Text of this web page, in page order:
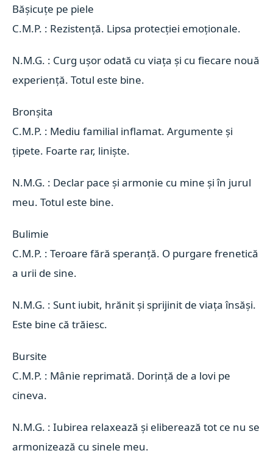
Bășicuțe pe piele
C.M.P. : Rezistență. Lipsa protecției emoționale.
N.M.G. : Curg ușor odată cu viața și cu fiecare nouă
experiență. Totul este bine.
Bronșita
C.M.P. : Mediu familial inflamat. Argumente și
țipete. Foarte rar, liniște.
N.M.G. : Declar pace și armonie cu mine și în jurul
meu. Totul este bine.
Bulimie
C.M.P. : Teroare fără speranță. O purgare frenetică
a urii de sine.
N.M.G. : Sunt iubit, hrănit și sprijinit de viața însăși.
Este bine că trăiesc.
Bursite
C.M.P. : Mânie reprimată. Dorință de a lovi pe
cineva.
N.M.G. : Iubirea relaxează și eliberează tot ce nu se
armonizează cu sinele meu.